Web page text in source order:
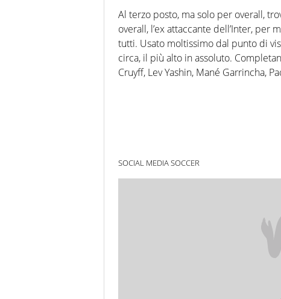
Al terzo posto, ma solo per overall,
overall, l’ex attaccante dell’Inter,
tutti. Usato moltissimo dal punto di
circa, il più alto in assoluto.
Cruyff, Lev Yashin, Mané Garrincha,
SOCIAL MEDIA SOCCER